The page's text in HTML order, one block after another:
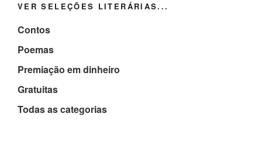
VER SELEÇÕES LITERÁRIAS...
Contos
Poemas
Premiação em dinheiro
Gratuitas
Todas as categorias